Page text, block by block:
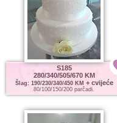
S185
280/340/505/670 KM
Šlag: 190/230/340/450 KM + cvijeće
80/100/150/200 parčadi.